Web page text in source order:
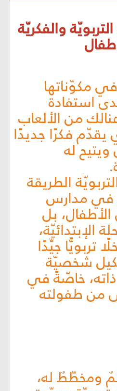
والفكريّة
مكوّناتها
استفادة
من الألعاب
يقدّم فكرًا جديدًا
له
الطريقة
في مدارس
بل
الإبتدائيّة،
تربويًّا جيِّدًا
شخصيّة
خاصّةً في
من طفولته
ومخطّطٌ له،